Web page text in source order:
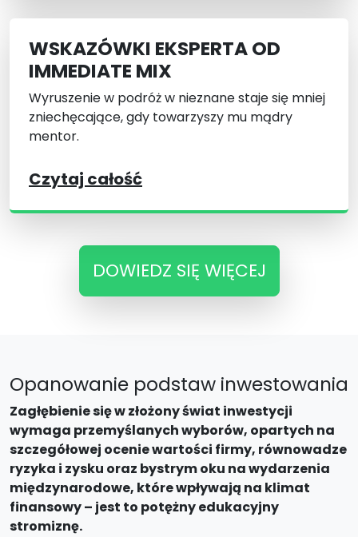
WSKAZÓWKI EKSPERTA OD
IMMEDIATE MIX
Wyruszenie w podróż w nieznane staje się mniej
zniechęcające, gdy towarzyszy mu mądry
mentor.
Czytaj całość
DOWIEDZ SIĘ WIĘCEJ
Opanowanie podstaw inwestowania
Zagłębienie się w złożony świat inwestycji
wymaga przemyślanych wyborów, opartych na
szczegółowej ocenie wartości firmy, równowadze
ryzyka i zysku oraz bystrym oku na wydarzenia
międzynarodowe, które wpływają na klimat
finansowy – jest to potężny edukacyjny
stromiznę.